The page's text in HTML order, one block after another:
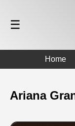
☰
Home
Ariana